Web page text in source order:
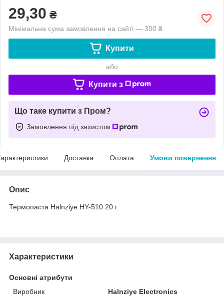
29,30 ₴
Мінімальна сума замовлення на сайті — 300 ₴
Купити
або
Купити з
Що таке купити з Пром?
Замовлення під захистом
Доставка Оплата Умови повернення
Опис
Термопаста Halnziye HY-510 20 г
Характеристики
Основні атрибути
Виробник
Halnziye Electronics